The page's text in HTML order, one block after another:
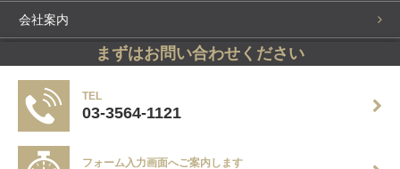
まずはお問い合わせください
TEL
03-3564-1121
フォーム入力画面へご案内します
会社案内
スタッフ紹介
お問い合わせ・来店予約
個人情報保護方針